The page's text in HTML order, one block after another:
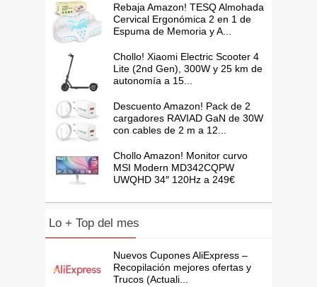
Rebaja Amazon! TESQ Almohada
Cervical Ergonómica 2 en 1 de
Espuma de Memoria y A...
Chollo! Xiaomi Electric Scooter 4
Lite (2nd Gen), 300W y 25 km de
autonomía a 15...
Descuento Amazon! Pack de 2
cargadores RAVIAD GaN de 30W
con cables de 2 m a 12...
Chollo Amazon! Monitor curvo
MSI Modern MD342CQPW
UWQHD 34″ 120Hz a 249€
Lo + Top del mes
Nuevos Cupones AliExpress –
Recopilación mejores ofertas y
Trucos (Actuali...